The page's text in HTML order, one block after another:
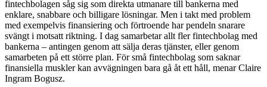
fintechbolagen såg sig som direkta utmanare till bankerna med
enklare, snabbare och billigare lösningar. Men i takt med problem
med exempelvis finansiering och förtroende­ har pendeln snarare
svängt i motsatt riktning. I dag samarbetar allt fler fintechbolag med
bankerna – antingen genom att sälja deras tjänster, eller genom
samarbeten på ett större plan. För små fintechbolag som saknar
finansiella muskler kan avvägningen bara gå åt ett håll, menar Claire
Ingram Bogusz.